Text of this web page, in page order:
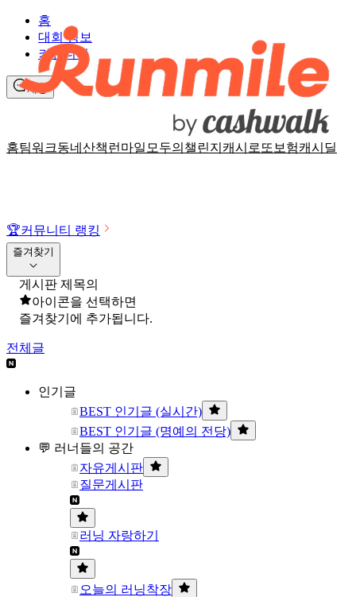
홈팀워크동네산책 런마일 모두의챌린지 캐시로또 보험캐시딜
홈
대회 정보
커뮤니티
채팅
🏆커뮤니티 랭킹
즐겨찾기
게시판 제목의
아이콘을 선택하면
즐겨찾기에 추가됩니다.
전체글
인기글
BEST 인기글 (실시간)
BEST 인기글 (명예의 전당)
💬 러너들의 공간
자유게시판
질문게시판
러닝 자랑하기
오늘의 러닝착장